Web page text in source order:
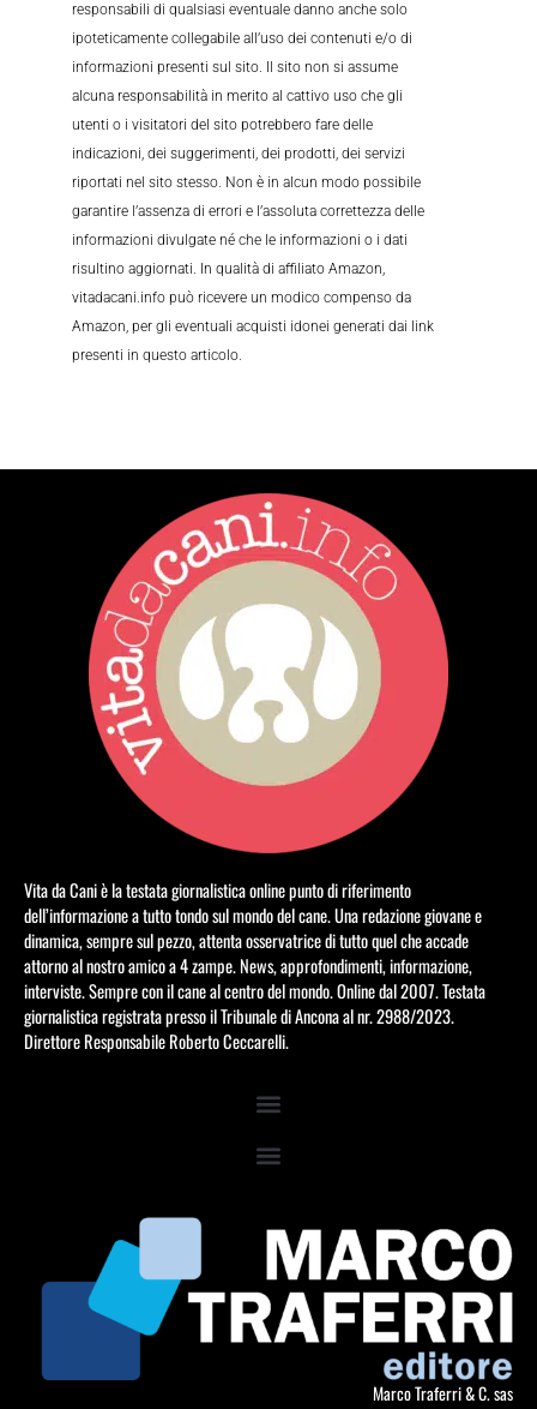
responsabili di qualsiasi eventuale danno anche solo
ipoteticamente collegabile all’uso dei contenuti e/o di
informazioni presenti sul sito. Il sito non si assume
alcuna responsabilità in merito al cattivo uso che gli
utenti o i visitatori del sito potrebbero fare delle
indicazioni, dei suggerimenti, dei prodotti, dei servizi
riportati nel sito stesso. Non è in alcun modo possibile
garantire l’assenza di errori e l’assoluta correttezza delle
informazioni divulgate né che le informazioni o i dati
risultino aggiornati. In qualità di affiliato Amazon,
vitadacani.info può ricevere un modico compenso da
Amazon, per gli eventuali acquisti idonei generati dai link
presenti in questo articolo.
Vita da Cani è la testata giornalistica online punto di riferimento
dell’informazione a tutto tondo sul mondo del cane. Una redazione giovane e
dinamica, sempre sul pezzo, attenta osservatrice di tutto quel che accade
attorno al nostro amico a 4 zampe. News, approfondimenti, informazione,
interviste. Sempre con il cane al centro del mondo. Online dal 2007. Testata
giornalistica registrata presso il Tribunale di Ancona al nr. 2988/2023.
Direttore Responsabile Roberto Ceccarelli.
Marco Traferri & C. sas